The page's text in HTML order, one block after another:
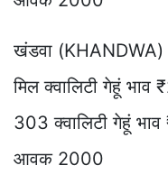
खंडवा (KHANDWA)
मिल क्वालिटी गेहूं भाव
303 क्वालिटी गेहूं
आवक 2000